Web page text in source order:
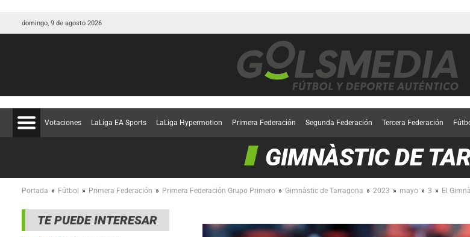
domingo, 9 de agosto 2026
Votaciones LaLiga EA Sports LaLiga Hypermotion Primera Federación Segunda Federación Tercera Federación
GIMNÀSTIC DE
Portada » Fútbol » Primera Federación » Primera Federación Grupo Primero » Gimnàstic de Tarragona » 2023 » mayo » 3 » El
TE PUEDE INTERESAR